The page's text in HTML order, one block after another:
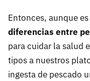
Entonces, aunque
diferencias entre
para cuidar la salud
tipos a nuestros
ingesta de pescado